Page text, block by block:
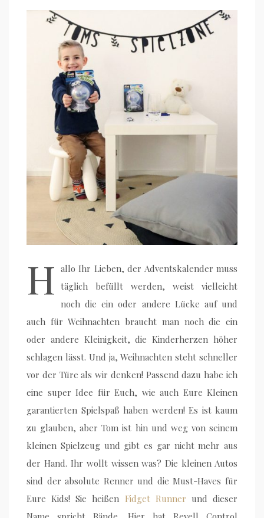
H allo Ihr Lieben, der Adventskalender muss
täglich befüllt werden, weist vielleicht
noch die ein oder andere Lücke auf und
auch für Weihnachten braucht man noch die ein
oder andere Kleinigkeit, die Kinderherzen höher
schlagen lässt. Und ja, Weihnachten steht schneller
vor der Türe als wir denken! Passend dazu habe ich
eine super Idee für Euch, wie auch Eure Kleinen
garantierten Spielspaß haben werden! Es ist kaum
zu glauben, aber Tom ist hin und weg von seinem
kleinen Spielzeug und gibt es gar nicht mehr aus
der Hand. Ihr wollt wissen was? Die kleinen Autos
sind der absolute Renner und die Must-Haves für
Eure Kids! Sie heißen Fidget Runner und dieser